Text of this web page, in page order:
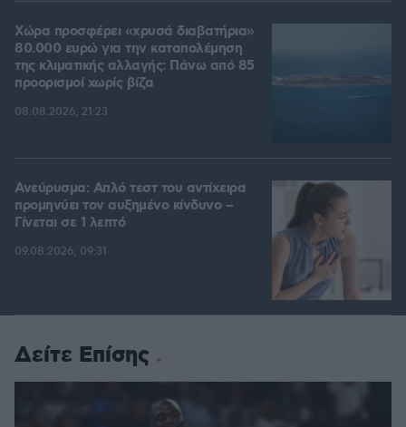
Χώρα προσφέρει «χρυσά διαβατήρια»
80.000 ευρώ για την καταπολέμηση
της κλιματικής αλλαγής: Πάνω από 85
προορισμοί χωρίς βίζα
08.08.2026, 21:23
Ανεύρυσμα: Απλό τεστ του αντίχειρα
προμηνύει τον αυξημένο κίνδυνο –
Γίνεται σε 1 λεπτό
09.08.2026, 09:31
Δείτε Επίσης